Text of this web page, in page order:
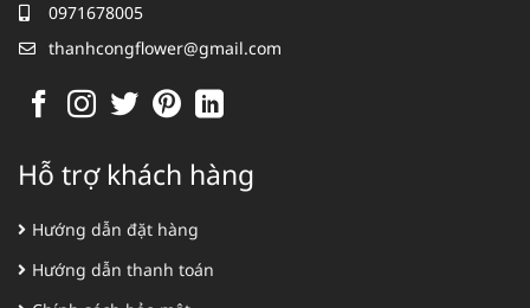
0971678005
thanhcongflower@gmail.com
Hỗ trợ khách hàng
Hướng dẫn đặt hàng
Hướng dẫn thanh toán